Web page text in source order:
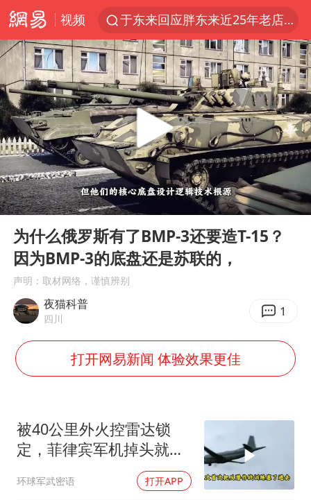
视频
于东来回应胖东来近25年老店年底关闭
以拒绝“和平委员会”的加沙和平计划
浙江省甬江发生2026年第1号洪水
全球最大级别运输船通过长江大桥
白海豚北上或致京津冀暴雨
上海全力守护市民“菜篮子”
香港刷新1884年以来最高气温纪录
美将每月供乌爱国者拦截导弹
《龙餐馆》 冲奖
国足U17与阿森纳决赛取消 并列冠军
猫咪过火把节被抹成黑猫
宝妈给四胞胎取名平安喜乐
BLG经理辟谣Bin离队
Play
00:00 06:00
为什么俄罗斯有了BMP-3还要造T-15？
因为BMP-3的底盘还是苏联的，
声明：取材网络，谨慎辨别
夜猫科普
四川 1
打开网易新闻 体验效果更佳
被40公里外火控雷达锁
定，菲律宾军机掉头就
跑，欧盟1500万也救不了
场
环球军武密语 打开APP